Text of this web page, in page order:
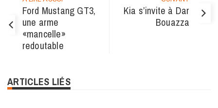
Ford Mustang GT3,
une arme
«mancelle»
redoutable
Kia s’invite à Dar
Bouazza
ARTICLES LIÉS